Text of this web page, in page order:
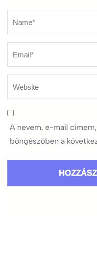
A nevem, e-mail
böngészőben a